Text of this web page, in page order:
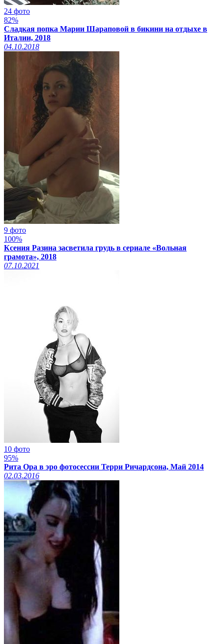
24 фото
82%
Сладкая попка Марии Шараповой в бикини на отдыхе в
Италии, 2018
04.10.2018
9 фото
100%
Ксения Разина засветила грудь в сериале «Вольная
грамота», 2018
07.10.2021
10 фото
95%
Рита Ора в эро фотосессии Терри Ричардсона, Май 2014
02.03.2016